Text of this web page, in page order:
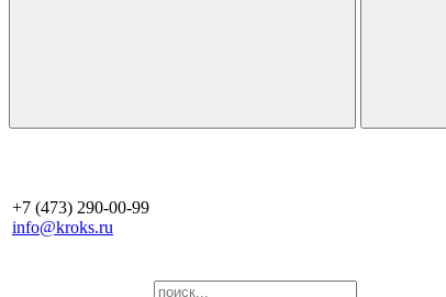
+7 (473) 290-00-99
info@kroks.ru